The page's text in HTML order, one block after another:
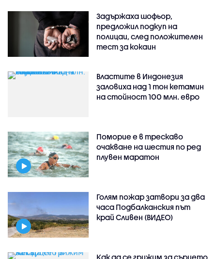
Задържаха шофьор,
предложил подкуп на
полицаи, след положителен
тест за кокаин
Властите в Индонезия
заловиха над 1 тон кетамин
на стойност 100 млн. евро
Поморие е в трескаво
очакване на шестия по ред
плувен маратон
Голям пожар затвори за два
часа Подбалканския път
край Сливен (ВИДЕО)
Как да се грижим за сърцето